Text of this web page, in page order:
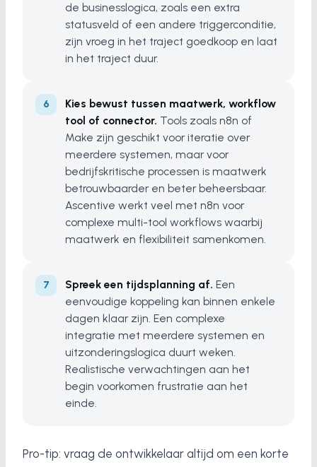
de businesslogica, zoals een extra
statusveld of een andere triggerconditie,
zijn vroeg in het traject goedkoop en laat
in het traject duur.
Kies bewust tussen maatwerk, workflow
tool of connector. Tools zoals n8n of
Make zijn geschikt voor iteratie over
meerdere systemen, maar voor
bedrijfskritische processen is maatwerk
betrouwbaarder en beter beheersbaar.
Ascentive werkt veel met n8n voor
complexe multi-tool workflows waarbij
maatwerk en flexibiliteit samenkomen.
Spreek een tijdsplanning af. Een
eenvoudige koppeling kan binnen enkele
dagen klaar zijn. Een complexe
integratie met meerdere systemen en
uitzonderingslogica duurt weken.
Realistische verwachtingen aan het
begin voorkomen frustratie aan het
einde.
Pro-tip: vraag de ontwikkelaar altijd om een korte